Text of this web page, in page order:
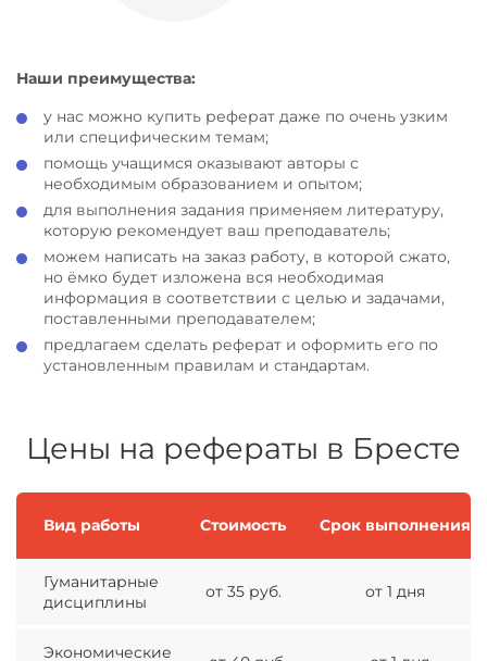
Наши преимущества:
у нас можно купить реферат даже по очень узким
или специфическим темам;
помощь учащимся оказывают авторы с
необходимым образованием и опытом;
для выполнения задания применяем литературу,
которую рекомендует ваш преподаватель;
можем написать на заказ работу, в которой сжато,
но ёмко будет изложена вся необходимая
информация в соответствии с целью и задачами,
поставленными преподавателем;
предлагаем сделать реферат и оформить его по
установленным правилам и стандартам.
Цены на рефераты в Бресте
Вид работы Стоимость Срок выполнения
Гуманитарные
дисциплины
от 35 руб. от 1 дня
Экономические